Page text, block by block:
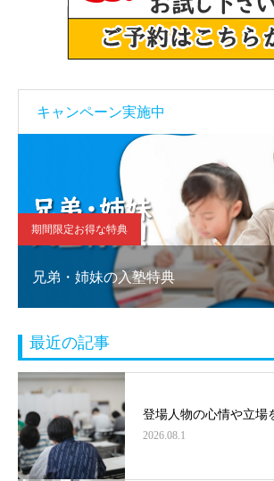
キャンペーン実施中
期間限定お得な特典
兄弟・姉妹の入塾特典
最近の記事
登場人物の心情や立
2026.08.1